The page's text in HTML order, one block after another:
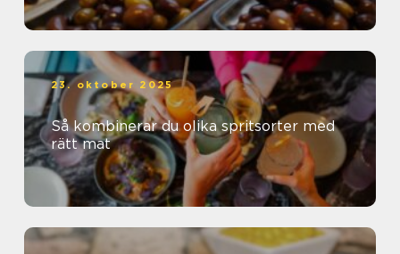
23. oktober 2025
Så kombinerar du olika spritsorter med
rätt mat